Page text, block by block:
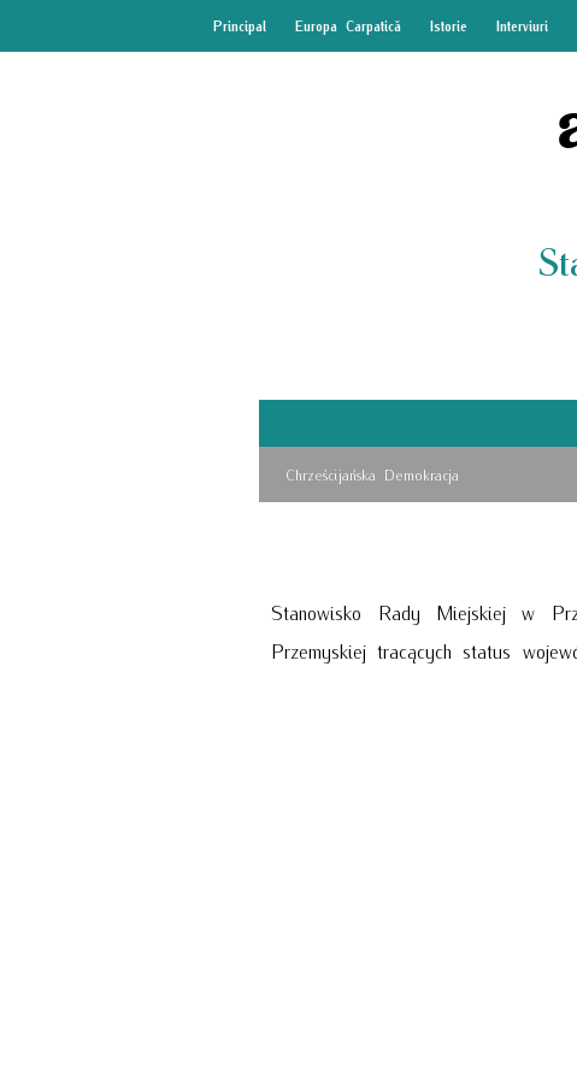
Principal Europa Carpatică Istorie Interviuri
Chrześcijańska Demokracja
Stanowisko Rady Miejskiej w
Przemyskiej tracących status